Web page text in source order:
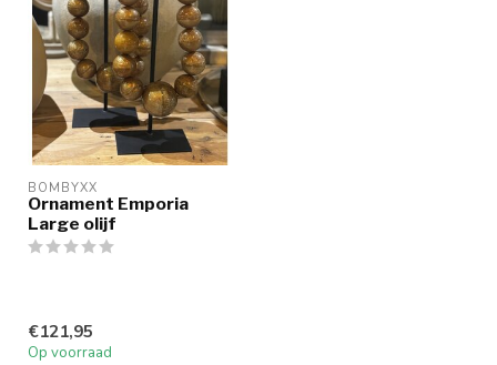
BOMBYXX
Ornament Emporia
Large olijf
€121,95
Op voorraad